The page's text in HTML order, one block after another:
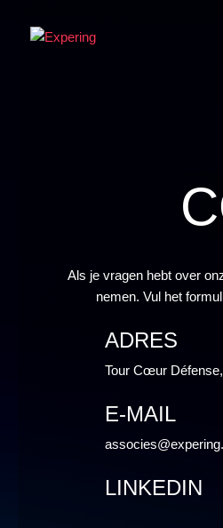
Als je vragen hebt over
nemen. Vul het
ADRES
Tour Cœur
E-MAIL
LINKEDIN